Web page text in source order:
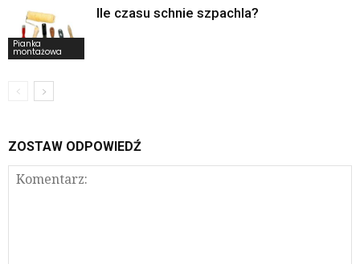
Pianka
montażowa
Ile czasu schnie szpachla?
ZOSTAW ODPOWIEDŹ